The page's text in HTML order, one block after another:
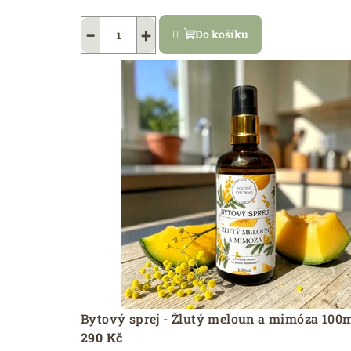
+
− Do košíku
Bytový sprej - Žlutý meloun a mimóza
290 Kč